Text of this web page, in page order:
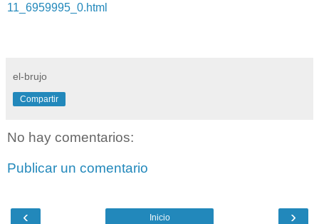
11_6959995_0.html
el-brujo
Compartir
No hay comentarios:
Publicar un comentario
‹ ›
Inicio